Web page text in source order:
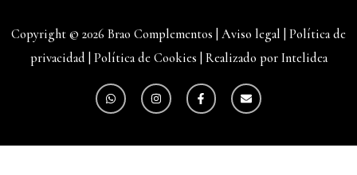
Copyright © 2026 Brao Complementos | Aviso legal Política de
privacidad Política de Cookies Realizado por Intelidea
W
h
a
a
I
n
s
g
F
a
c
o
E
n
v
o